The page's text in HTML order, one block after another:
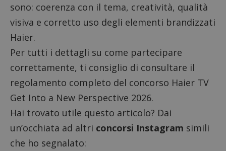
sono: coerenza con il tema, creatività, qualità
visiva e corretto uso degli elementi brandizzati
Haier.
Per tutti i dettagli su come partecipare
correttamente, ti consiglio di consultare il
regolamento completo del concorso Haier TV
Get Into a New Perspective 2026.
Hai trovato utile questo articolo? Dai
un’occhiata ad altri concorsi Instagram simili
che ho segnalato: